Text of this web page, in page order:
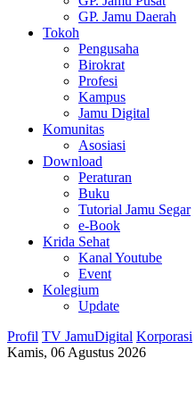
GP. Jamu Daerah
Tokoh
Pengusaha
Birokrat
Profesi
Kampus
Jamu Digital
Komunitas
Asosiasi
Download
Peraturan
Buku
Tutorial Jamu Segar
e-Book
Krida Sehat
Kanal Youtube
Event
Kolegium
Update
Profil TV JamuDigital Korporasi
Kamis, 06 Agustus 2026